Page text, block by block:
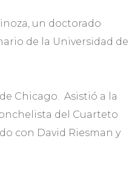
un doctorado
de la Universidad de
Chicago. Asistió a la
del Cuarteto
con David Riesman y